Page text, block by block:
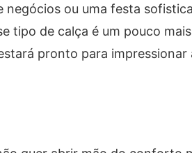
negócios ou uma festa
tipo de calça é um pouco
pronto para impressionar